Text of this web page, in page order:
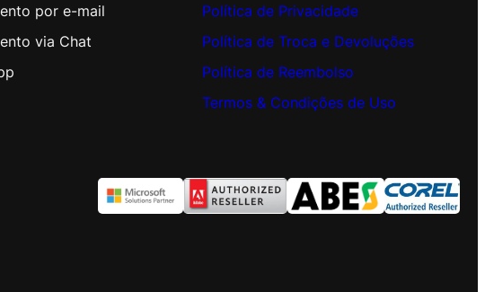
por e-mail
via Chat
Política de Privacidade
Política de Troca e Devoluções
Política de Reembolso
Termos & Condições de Uso